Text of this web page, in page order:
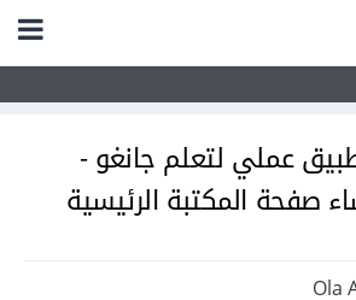
عملي لتعلم جانغو -
صفحة المكتبة الرئيسية